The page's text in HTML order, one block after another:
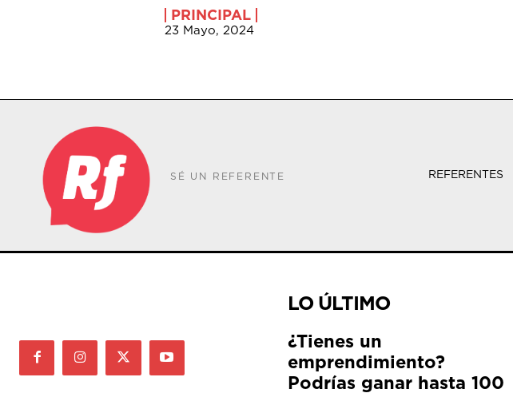
PRINCIPAL
23 Mayo, 2024
SÉ UN REFERENTE REFERENTES
LO ÚLTIMO
¿Tienes un
emprendimiento?
Podrías ganar hasta 100